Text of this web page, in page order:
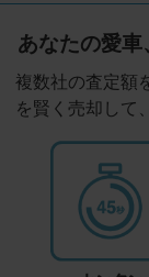
あなたの愛車
複数社の査定額
を賢く売却して